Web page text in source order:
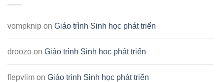
vompknip on Giáo trình Sinh học phát triển
droozo on Giáo trình Sinh học phát triển
flepvlim on Giáo trình Sinh học phát triển